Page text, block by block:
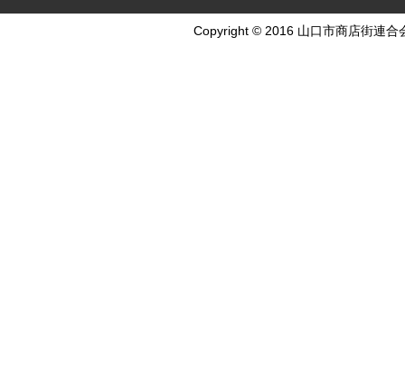
Copyright © 2016 山口市商店街連合